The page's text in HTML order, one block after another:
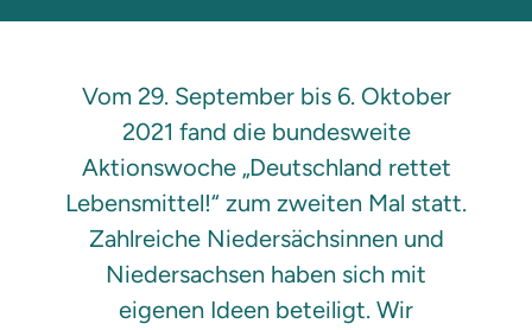
Vom 29. September bis 6. Oktober
2021 fand die bundesweite
Aktionswoche „Deutschland rettet
Lebensmittel!“ zum zweiten Mal statt.
Zahlreiche Niedersächsinnen und
Niedersachsen haben sich mit
eigenen Ideen beteiligt. Wir